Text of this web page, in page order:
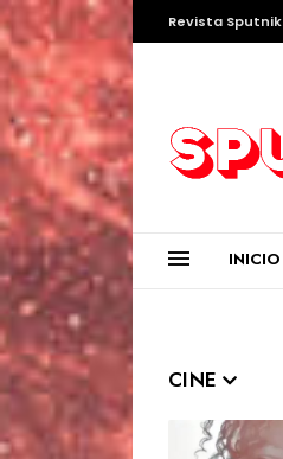
Revista Sputnik
INICIO
CINE